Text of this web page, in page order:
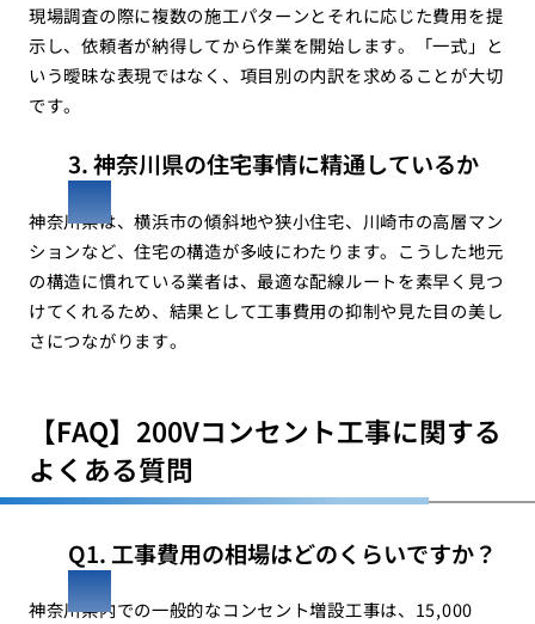
現場調査の際に複数の施工パターンとそれに応じた費用を提
示し、依頼者が納得してから作業を開始します。「一式」と
いう曖昧な表現ではなく、項目別の内訳を求めることが大切
です。
3. 神奈川県の住宅事情に精通しているか
神奈川県は、横浜市の傾斜地や狭小住宅、川崎市の高層マン
ションなど、住宅の構造が多岐にわたります。こうした地元
の構造に慣れている業者は、最適な配線ルートを素早く見つ
けてくれるため、結果として工事費用の抑制や見た目の美し
さにつながります。
【FAQ】200Vコンセント工事に関する
よくある質問
Q1. 工事費用の相場はどのくらいですか？
神奈川県内での一般的なコンセント増設工事は、15,000